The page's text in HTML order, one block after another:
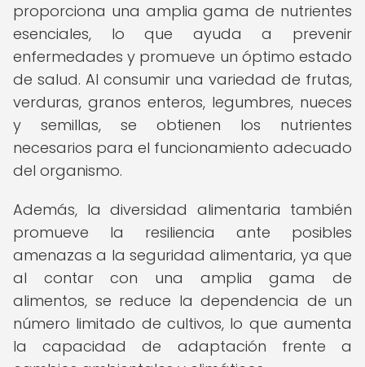
proporciona una amplia gama de nutrientes
esenciales, lo que ayuda a prevenir
enfermedades y promueve un óptimo estado
de salud. Al consumir una variedad de frutas,
verduras, granos enteros, legumbres, nueces
y semillas, se obtienen los nutrientes
necesarios para el funcionamiento adecuado
del organismo.
Además, la diversidad alimentaria también
promueve la resiliencia ante posibles
amenazas a la seguridad alimentaria, ya que
al contar con una amplia gama de
alimentos, se reduce la dependencia de un
número limitado de cultivos, lo que aumenta
la capacidad de adaptación frente a